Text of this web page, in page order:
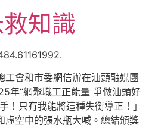
知識
工會和市委網信辦在汕頭融媒團
年“網聚職工正能量 爭做汕頭好
！只有我能將這種失衡導正！」
虛空中的張水瓶大喊。總結頒獎